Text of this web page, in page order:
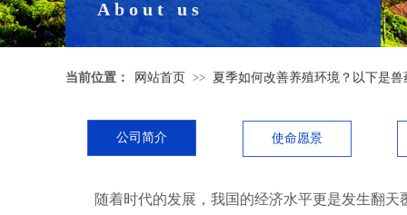
About us
网站首页 >> 夏季如何改善养殖环境？以下是
使命愿景
当前位置：
公司简介
随着时代的发展，我国的经济水平更是发生翻天